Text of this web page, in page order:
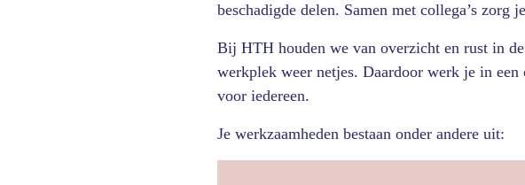
beschadigde delen. Samen met collega’s
Bij HTH houden we van overzicht en rust in
werkplek weer netjes. Daardoor werk je in
voor iedereen.
Je werkzaamheden bestaan onder andere uit: